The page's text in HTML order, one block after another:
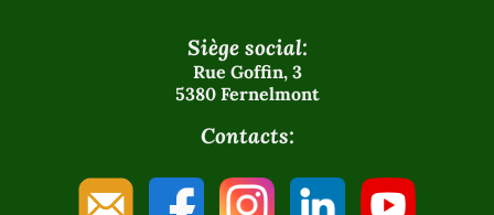
Siège social:
Rue Goffin, 3
5380 Fernelmont
Contacts: